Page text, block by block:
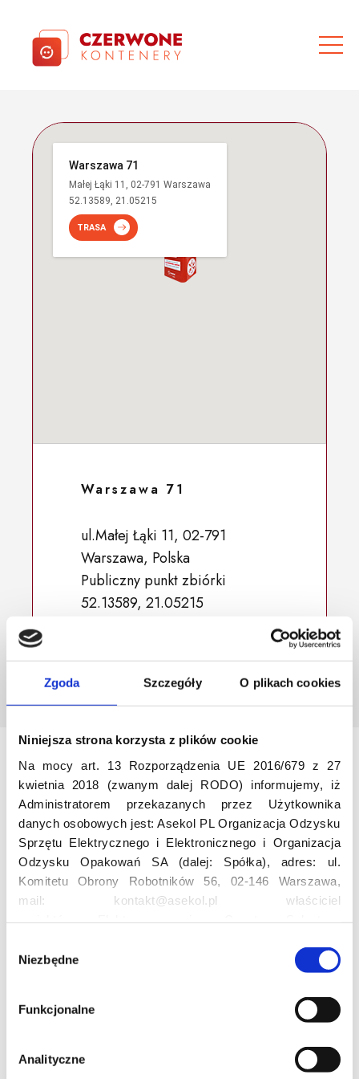
Zgoda Szczegóły O plikach cookies
Niniejsza strona korzysta z plików cookie
Na mocy art. 13 Rozporządzenia UE 2016/679 z 27
kwietnia 2018 (zwanym dalej RODO) informujemy, iż
Administratorem przekazanych przez Użytkownika
danych osobowych jest: Asekol PL Organizacja Odzysku
Sprzętu Elektrycznego i Elektronicznego i Organizacja
Odzysku Opakowań SA (dalej: Spółka), adres: ul.
Komitetu Obrony Robotników 56, 02-146 Warszawa,
mail: kontakt@asekol.pl właściciel
Asekolove. Administrator przetwarza następujące dane
osobowe Użytkowników: imię, nazwisko, adres e-mail,
numer telefonu, miasto, preferencje Użytkownika,
lokalizacja, obszar zainteresowania, dane przetwarzane
reklamowy Użytkownika, lokalizacja, identyfikator
urządzenia, data i godzina korzystania z serwisu, dane
Niezbędne
Funkcjonalne
Analityczne
Warszawa 71
Małej Łąki 11, 02-791 Warszawa
52.13589, 21.05215
TRASA
Warszawa 71
ul.Małej Łąki 11, 02-791
Warszawa, Polska
Publiczny punkt zbiórki
52.13589, 21.05215
Odwiedź nas
Edukacja
Projekt edukacyjny F(RE)Ecykling – FREEducation
Profesjonalna i Bezpieczna Utylizacja Elektroodpadów